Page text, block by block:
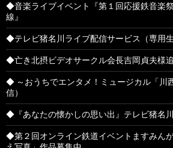
◆音楽ライブイベント『第１回応援鉄音楽
線』
◆テレビ猪名川ライブ配信サービス（専用
◆亡き北摂ビデオサークル会長吉岡貞夫様
◆ ～おうちでエンタメ！ミュージカル「川
信）
◆『あなたの懐かしの思い出』テレビ猪名
◆第２回オンライン鉄道イベントますみん